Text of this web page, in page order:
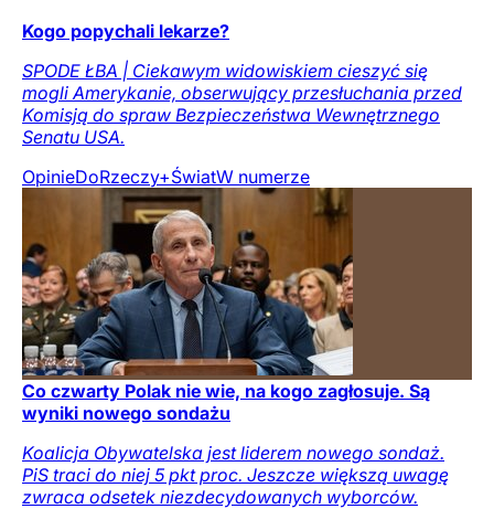
Kogo popychali lekarze?
SPODE ŁBA | Ciekawym widowiskiem cieszyć się
mogli Amerykanie, obserwujący przesłuchania przed
Komisją do spraw Bezpieczeństwa Wewnętrznego
Senatu USA.
OpinieDoRzeczy+ŚwiatW numerze
Co czwarty Polak nie wie, na kogo zagłosuje. Są
wyniki nowego sondażu
Koalicja Obywatelska jest liderem nowego sondaż.
PiS traci do niej 5 pkt proc. Jeszcze większą uwagę
zwraca odsetek niezdecydowanych wyborców.